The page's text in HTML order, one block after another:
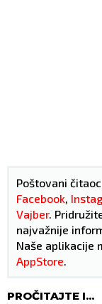
Poštovani
Facebook,
Vajber.
najvažnije
Naše aplikacije
AppStore.
PROČITAJTE I...